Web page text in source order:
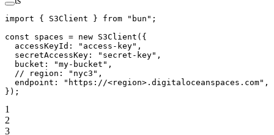
import { S3Client } from "bun" ;
const spaces = new S3Client ({
  accessKeyId:
"access-key" ,
  secretAccessKey:
"secret-key" ,
  bucket:
"my-bucket" ,
  // region: "nyc3",
  endpoint:
"https://<region>.digitaloceanspaces.com" ,
});
1
2
3